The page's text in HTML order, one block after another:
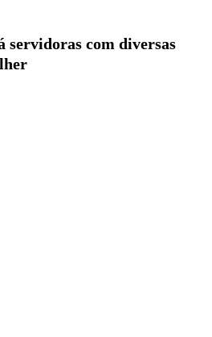
servidoras com diversas